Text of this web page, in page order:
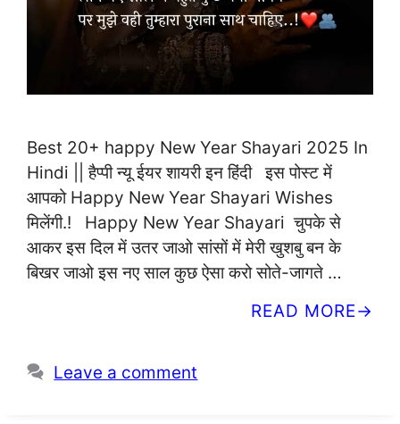
Best 20+ happy New Year Shayari 2025 In
Hindi || हैप्पी न्यू ईयर शायरी इन हिंदी इस पोस्ट में
आपको Happy New Year Shayari Wishes
मिलेंगी.! Happy New Year Shayari चुपके से
आकर इस दिल में उतर जाओ सांसों में मेरी खुशबु बन के
बिखर जाओ इस नए साल कुछ ऐसा करो सोते-जागते …
READ MORE
Leave a comment